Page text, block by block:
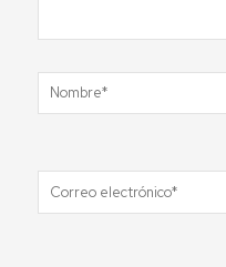
Nombre*
Correo
electrónico*